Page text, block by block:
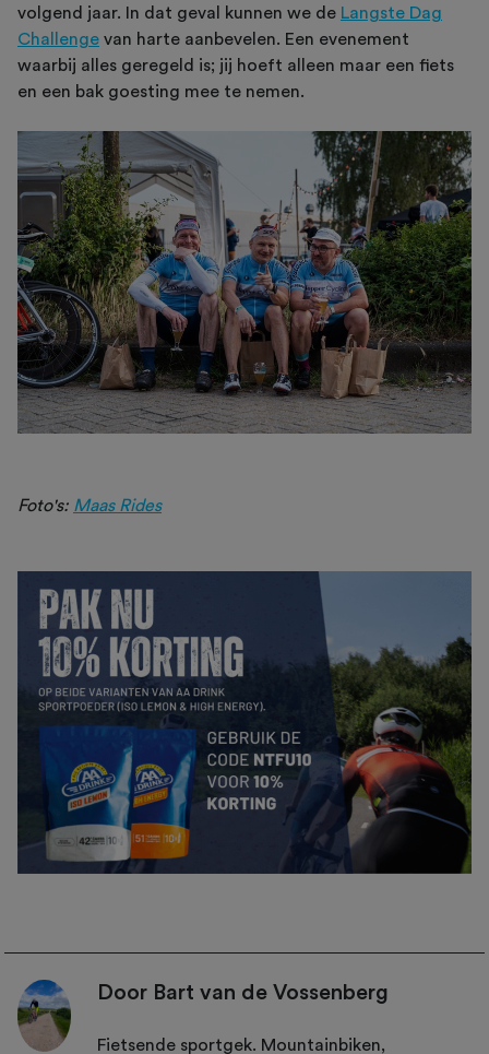
volgend jaar. In dat geval kunnen we de Langste Dag
Challenge van harte aanbevelen. Een evenement
waarbij alles geregeld is; jij hoeft alleen maar een fiets
en een bak goesting mee te nemen.
Foto's: Maas Rides
Door Bart van de Vossenberg
Fietsende sportgek. Mountainbiken,